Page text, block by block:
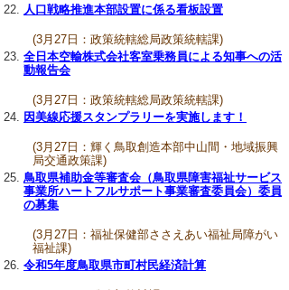
人口戦略推進本部設置に係る看板設置
(3月27日：政策統轄総局政策統轄課)
全日本空輸株式会社客室乗務員による知事への活
動報告会
(3月27日：政策統轄総局政策統轄課)
因美線応援スタンプラリーを実施します！
(3月27日：輝く鳥取創造本部中山間・地域振興
局交通政策課)
鳥取県補助金等審査会（鳥取県障害福祉サービス
事業所ハートフルサポート事業審査委員会）委員
の募集
(3月27日：福祉保健部ささえあい福祉局障がい
福祉課)
令和5年度鳥取県市町村民経済計算